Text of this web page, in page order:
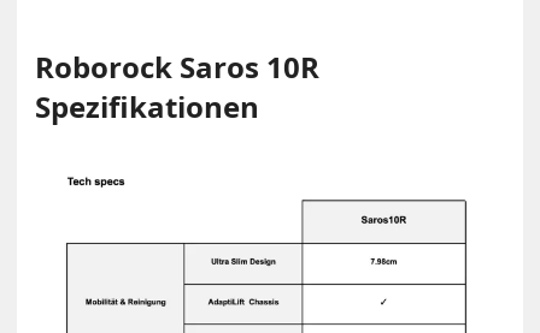
Roborock Saros 10R
Spezifikationen